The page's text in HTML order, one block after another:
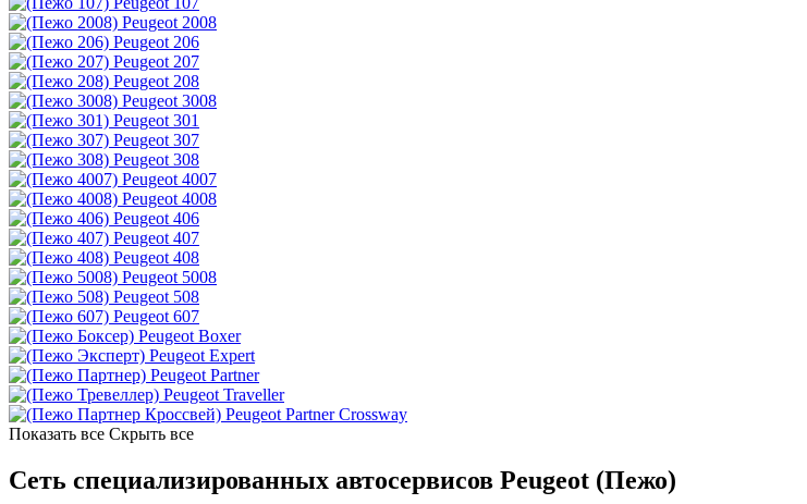
Peugeot 2008
Peugeot 206
Peugeot 207
Peugeot 208
Peugeot 3008
Peugeot 301
Peugeot 307
Peugeot 308
Peugeot 4007
Peugeot 4008
Peugeot 406
Peugeot 407
Peugeot 408
Peugeot 5008
Peugeot 508
Peugeot 607
Peugeot Boxer
Peugeot Expert
Peugeot Partner
Peugeot Traveller
Peugeot Partner Crossway
Показать все Скрыть все
Сеть специализированных автосервисов Peugeot (Пежо)